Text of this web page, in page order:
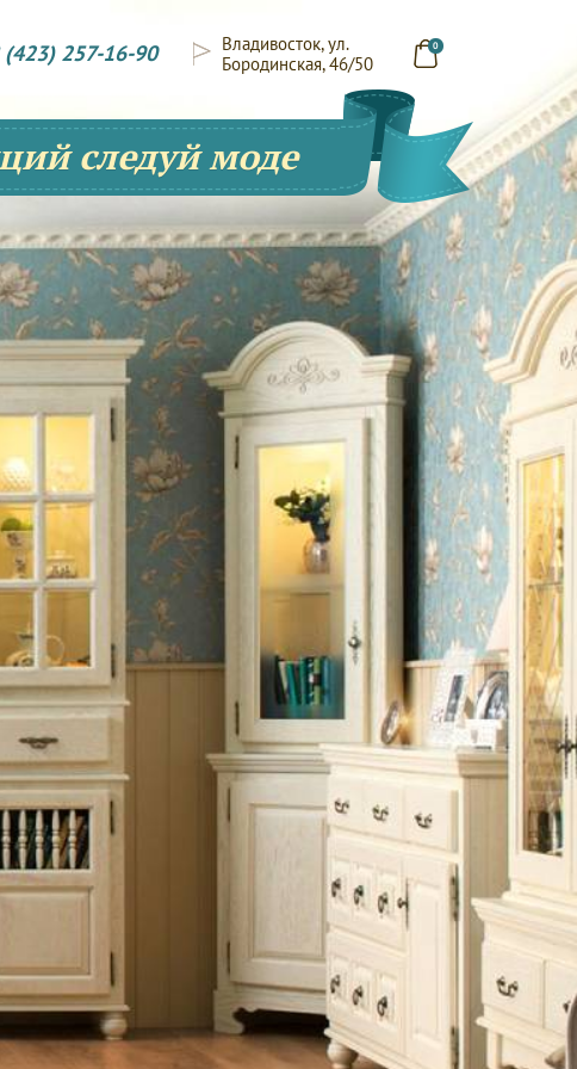
0
Владивосток, ул.
Бородинская, 46/50
(423) 257-16-90
следуй моде